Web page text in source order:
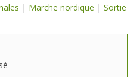
| Marche nordique | Sortie